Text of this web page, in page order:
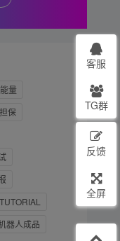
能量
担保
TUTORIAL
器人成品
客服
TG群
反馈
全屏